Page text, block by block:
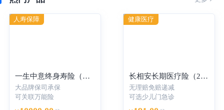
一生中意终身寿险（分红型）-年交
大品牌保司承保
可关联万能险
人寿保障
长相安长期医疗险（20年保证续保）—个人版
无理赔免赔递减
可选少儿门急诊
健康医疗